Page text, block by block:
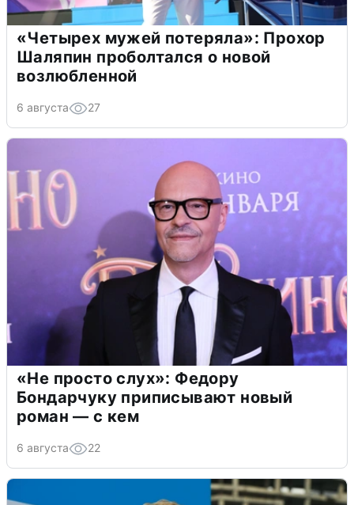
«Четырех мужей потеряла»: Прохор
Шаляпин проболтался о новой
возлюбленной
6 августа 27
«Не просто слух»: Федору
Бондарчуку приписывают новый
роман — с кем
6 августа 22